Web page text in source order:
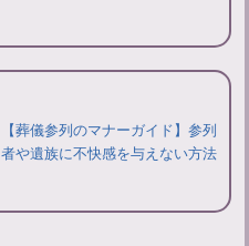
【葬儀参列のマナーガイド】参列
者や遺族に不快感を与えない方法